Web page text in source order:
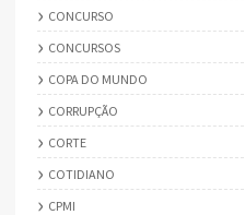
CONCURSO
CONCURSOS
COPA DO MUNDO
CORRUPÇÃO
CORTE
COTIDIANO
CPMI